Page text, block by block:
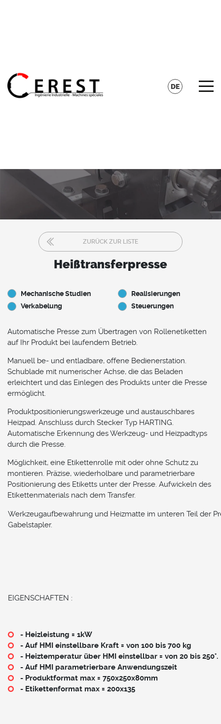
DE
ZURÜCK ZUR LISTE
Heißtransferpresse
Mechanische Studien
Realisierungen
Verkabelung
Steuerungen
Automatische Presse zum Übertragen von Rollenetiketten
auf Ihr Produkt bei laufendem Betrieb.
Manuell be- und entladbare, offene Bedienerstation.
Schublade mit numerischer Achse, die das Beladen
erleichtert und das Einlegen des Produkts unter die Presse
ermöglicht.
Produktpositionierungswerkzeuge und austauschbares
Heizpad. Anschluss durch Stecker Typ HARTING.
Automatische Erkennung des Werkzeug- und Heizpadtyps
durch die Presse.
Möglichkeit, eine Etikettenrolle mit oder ohne Schutz zu
montieren. Präzise, wiederholbare und parametrierbare
Positionierung des Etiketts unter der Presse. Aufwickeln des
Etikettenmaterials nach dem Transfer.
Werkzeugaufbewahrung und Heizmatte im unteren Teil der
Gabelstapler.
EIGENSCHAFTEN :
- Heizleistung = 1kW
- Auf HMI einstellbare Kraft = von 100 bis 700 kg
- Heiztemperatur über HMI einstellbar = von 20 bis 250°.
- Auf HMI parametrierbare Anwendungszeit
- Produktformat max = 750x250x80mm
- Etikettenformat max = 200x135